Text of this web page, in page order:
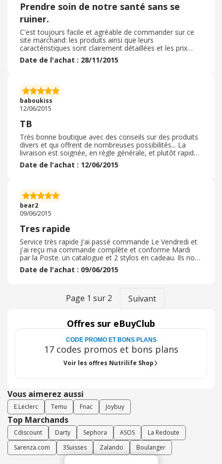
Prendre soin de notre santé sans se
ruiner.
C'est toujours facile et agréable de commander sur ce
site marchand: les produits ainsi que leurs
caractéristiques sont clairement détaillées et les prix
restent attractifs. Je recommande vivement ce site.
Date de l'achat : 28/11/2015
baboukiss
12/06/2015
TB
Très bonne boutique avec des conseils sur des produits
divers et qui offrent de nombreuses possibilités... La
livraison est soignée, en règle générale, et plutôt rapide...
Je recommande cette boutique en ligne et je n'hésiterai
pas à refaire une ou des commandes même
Date de l'achat : 12/06/2015
bear2
09/06/2015
Tres rapide
Service très rapide J'ai passé commande Le Vendredi et
j'ai reçu ma commande complète et conforme Mardi
par la Poste. un catalogue et 2 stylos en cadeau. Ils nous
tiennent informes de l’évolution du traitement par mail.
Date de l'achat : 09/06/2015
Page 1 sur 2 Suivant
Offres sur eBuyClub
CODE PROMO ET BONS PLANS
17 codes promos et bons plans
Voir les offres Nutrilife Shop
Vous aimerez aussi
E.Leclerc Temu Fnac Joybuy
Top Marchands
Cdiscount Darty Sephora ASOS
La Redoute
Sarenza.com
3Suisses Zalando Boulanger